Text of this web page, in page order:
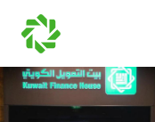
الخدمات المالية